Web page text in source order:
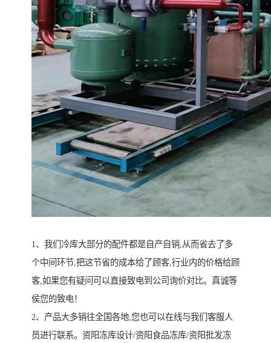
1、我们冷库大部分的配件都是自产自销,从而省去了多
个中间环节,把这节省的成本给了顾客,行业内的价格给顾
客,如果您有疑问可以直接致电到公司询价对比。真诚等
侯您的致电！
2、产品大多销往全国各地,您也可以在线与我们客服人
员进行联系。资阳冻库设计/资阳食品冻库/资阳批发冻